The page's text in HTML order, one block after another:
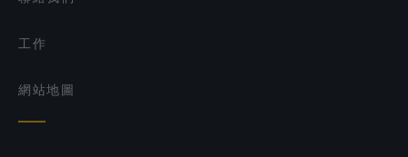
工作
網站地圖